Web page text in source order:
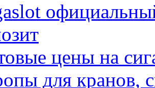
цены на
для кранов,